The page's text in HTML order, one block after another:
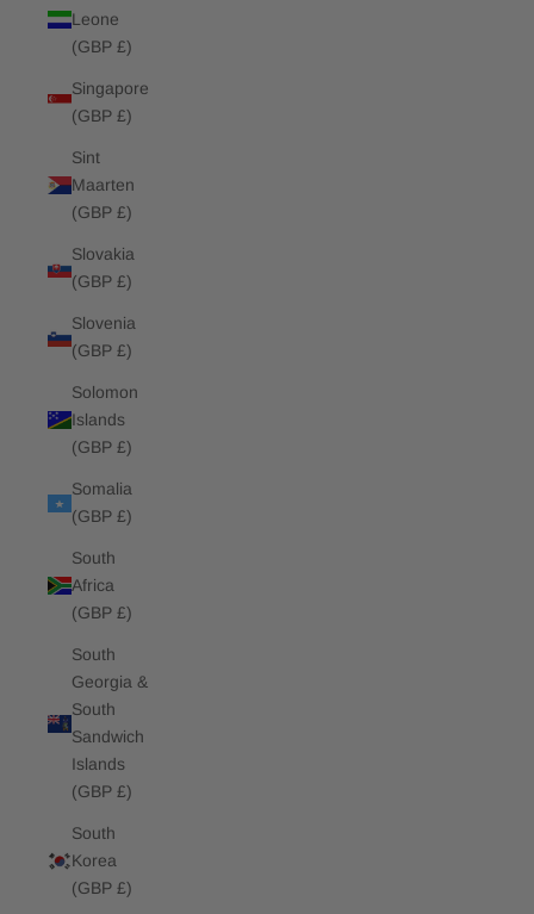
Leone
(GBP £)
Singapore
(GBP £)
Sint
Maarten
(GBP £)
Slovakia
(GBP £)
Slovenia
(GBP £)
Solomon
Islands
(GBP £)
Somalia
(GBP £)
South
Africa
(GBP £)
South
Georgia &
South
Sandwich
Islands
(GBP £)
South
Korea
(GBP £)